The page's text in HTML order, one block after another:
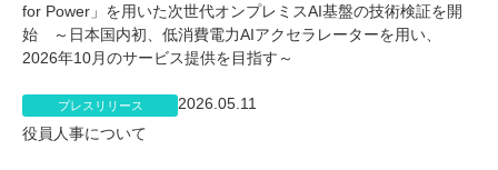
for Power」を用いた次世代オンプレミスAI基盤の技術検証を開
始 ～日本国内初、低消費電力AIアクセラレーターを用い、
2026年10月のサービス提供を目指す～
プレスリリース
2026.05.11
役員人事について